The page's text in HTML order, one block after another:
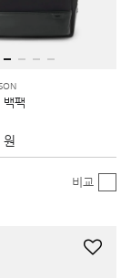
백팩
비교